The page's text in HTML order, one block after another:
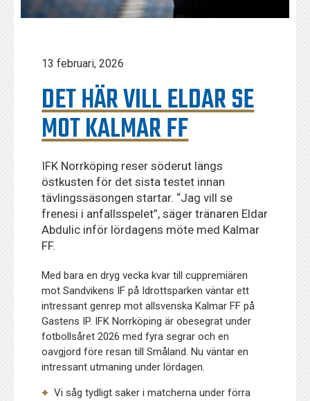
13 februari, 2026
DET HÄR VILL ELDAR SE
MOT KALMAR FF
IFK Norrköping reser söderut längs
östkusten för det sista testet innan
tävlingssäsongen startar. “Jag vill se
frenesi i anfallsspelet”, säger tränaren Eldar
Abdulic inför lördagens möte med Kalmar
FF.
Med bara en dryg vecka kvar till cuppremiären
mot Sandvikens IF på Idrottsparken väntar ett
intressant genrep mot allsvenska Kalmar FF på
Gastens IP. IFK Norrköping är obesegrat under
fotbollsåret 2026 med fyra segrar och en
oavgjord före resan till Småland. Nu väntar en
intressant utmaning under lördagen.
Vi såg tydligt saker i matcherna under förra